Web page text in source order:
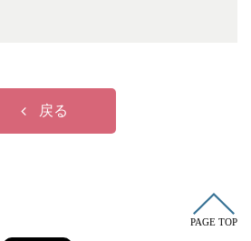
戻る
PAGE TOP